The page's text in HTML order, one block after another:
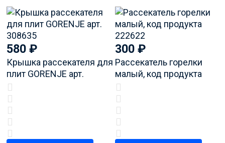
580 ₽
Крышка рассекателя для
плит GORENJE арт.
308635
300 ₽
Рассекатель горелки
малый, код продукта
222622